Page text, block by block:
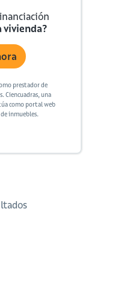
vivienda?
prestador de
Ciencuadras, una
como portal web
inmuebles.